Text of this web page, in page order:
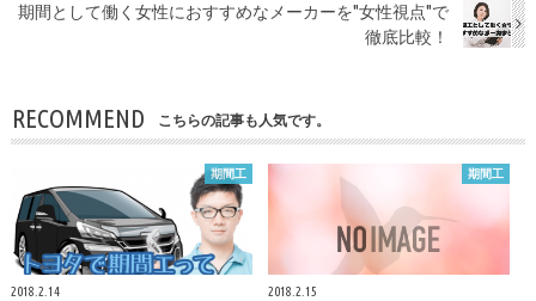
期間として働く女性におすすめなメーカーを"女性視点"で
徹底比較！
RECOMMEND こちらの記事も人気です。
期間工
2018.2.14
期間工
2018.2.15